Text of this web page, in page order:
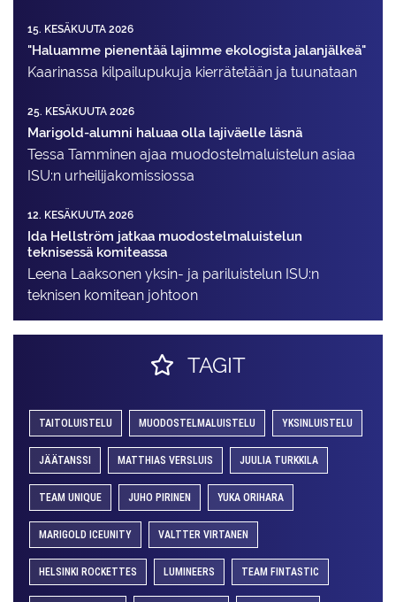
15. KESÄKUUTA 2026
"Haluamme pienentää lajimme ekologista jalanjälkeä"
Kaarinassa kilpailupukuja kierrätetään ja tuunataan
25. KESÄKUUTA 2026
Marigold-alumni haluaa olla lajiväelle läsnä
Tessa Tamminen ajaa muodostelma­luistelun asiaa
ISU:n urheilija­komissiossa
12. KESÄKUUTA 2026
Ida Hellström jatkaa muodostelmaluistelun
teknisessä komiteassa
Leena Laaksonen yksin- ja pariluistelun ISU:n
teknisen komitean johtoon
TAGIT
TAITOLUISTELU MUODOSTELMALUISTELU YKSINLUISTELU
JÄÄTANSSI MATTHIAS VERSLUIS JUULIA TURKKILA
TEAM UNIQUE JUHO PIRINEN YUKA ORIHARA
MARIGOLD ICEUNITY VALTTER VIRTANEN
HELSINKI ROCKETTES LUMINEERS TEAM FINTASTIC